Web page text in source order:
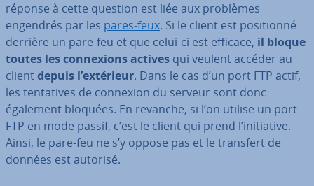
réponse à cette question est liée aux problèmes
engendrés par les pares-feux. Si le client est po­si­tionné
derrière un pare-feu et que celui-ci est efficace, il bloque
toutes les con­nexions actives qui veulent accéder au
clientdepuis l’extérieur. Dans le cas d’un port FTP actif,
les ten­ta­tives de connexion du serveur sont donc
également bloquées. En revanche, si l’on utilise un port
FTP en mode passif, c’est le client qui prend l’ini­tia­tive.
Ainsi, le pare-feu ne s’y oppose pas et le transfert de
données est autorisé.